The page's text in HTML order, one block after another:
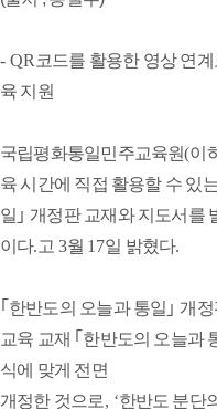
자치경찰
전라도
강원
대한변호
사협회
보호
·준법
공연
전시
법률정보
- QR 코드를 활용한 영상 연
육 지원
국립평화통일민주교육원(이
육 시간에 직접 활용할 수 있
일 ｣ 개정판 교재와 지도서를
이다.고 3월 17일 밝혔다.
｢ 한반도의 오늘과 통일 ｣ 개
교육 교재 ｢ 한반도의 오늘과
식에 맞게 전면
개정한 것으로, ‘한반도 분단